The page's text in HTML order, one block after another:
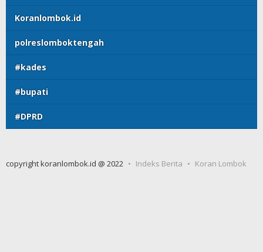
Koranlombok.id
polreslomboktengah
#kades
#bupati
#DPRD
copyright koranlombok.id @ 2022 Indeks Berita Koran Lombok